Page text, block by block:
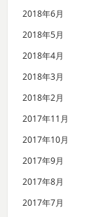
2018年6月
2018年5月
2018年4月
2018年3月
2018年2月
2017年11月
2017年10月
2017年9月
2017年8月
2017年7月